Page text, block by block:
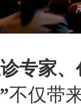
专家
不仅带